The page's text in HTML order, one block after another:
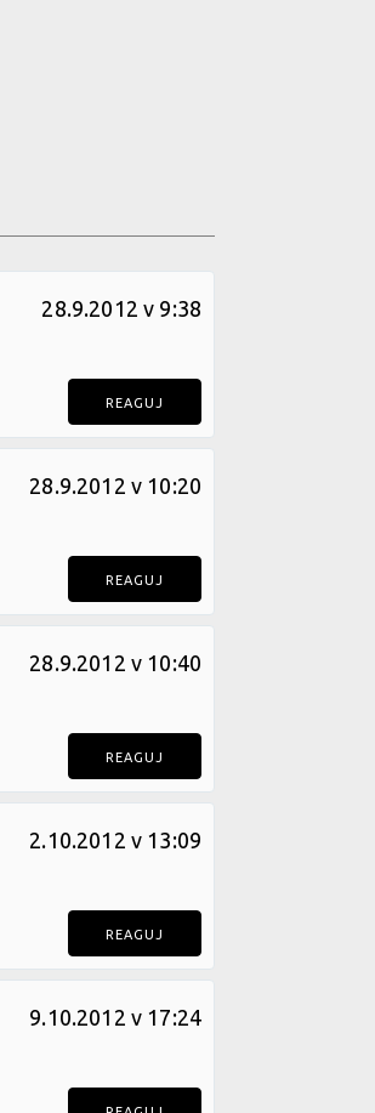
28.9.2012 v 9:38
REAGUJ
28.9.2012 v 10:20
REAGUJ
28.9.2012 v 10:40
REAGUJ
2.10.2012 v 13:09
REAGUJ
9.10.2012 v 17:24